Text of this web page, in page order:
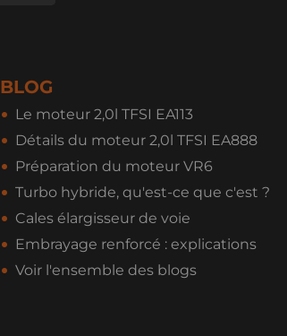
BLOG
Le moteur 2,0l TFSI EA113
Détails du moteur 2,0l TFSI EA888
Préparation du moteur VR6
Turbo hybride, qu'est-ce que c'est ?
Cales élargisseur de voie
Embrayage renforcé : explications
Voir l'ensemble des blogs